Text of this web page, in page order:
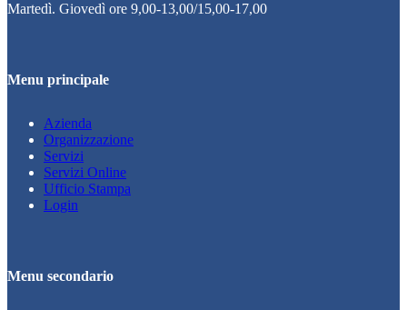
Martedì. Giovedì ore 9,00-13,00/15,00-17,00
Menu principale
Azienda
Organizzazione
Servizi
Servizi Online
Ufficio Stampa
Login
Menu secondario